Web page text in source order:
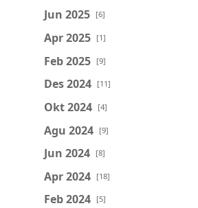
Jun 2025 [6]
Apr 2025 [1]
Feb 2025 [9]
Des 2024 [11]
Okt 2024 [4]
Agu 2024 [9]
Jun 2024 [8]
Apr 2024 [18]
Feb 2024 [5]